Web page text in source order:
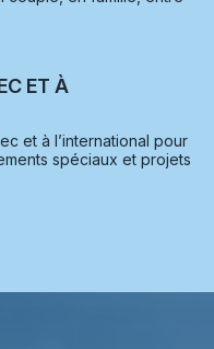
ET À
et à l’international pour
spéciaux et projets